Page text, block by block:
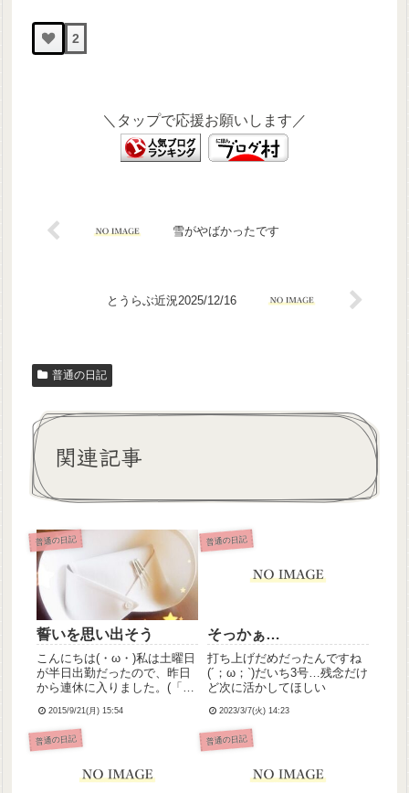
2
＼タップで応援お願いします／
雪がやばかったです
とうらぶ近況2025/12/16
普通の日記
関連記事
普通の日記
誓いを思い出そう
こんにちは(・ω・)私は土曜日
が半日出勤だったので、昨日
から連休に入りました。(「小
みなの？さみしいなぁ」って
患者さんに言われてちょっと
嬉しかったのはここだけのひ
なり落ち着いていて、穏や...
2015/9/21(月) 15:54
普通の日記
そっかぁ…
打ち上げだめだったんですね
(´；ω；`)だいち3号…残念だけ
ど次に活かしてほしい
2023/3/7(火) 14:23
普通の日記 普通の日記